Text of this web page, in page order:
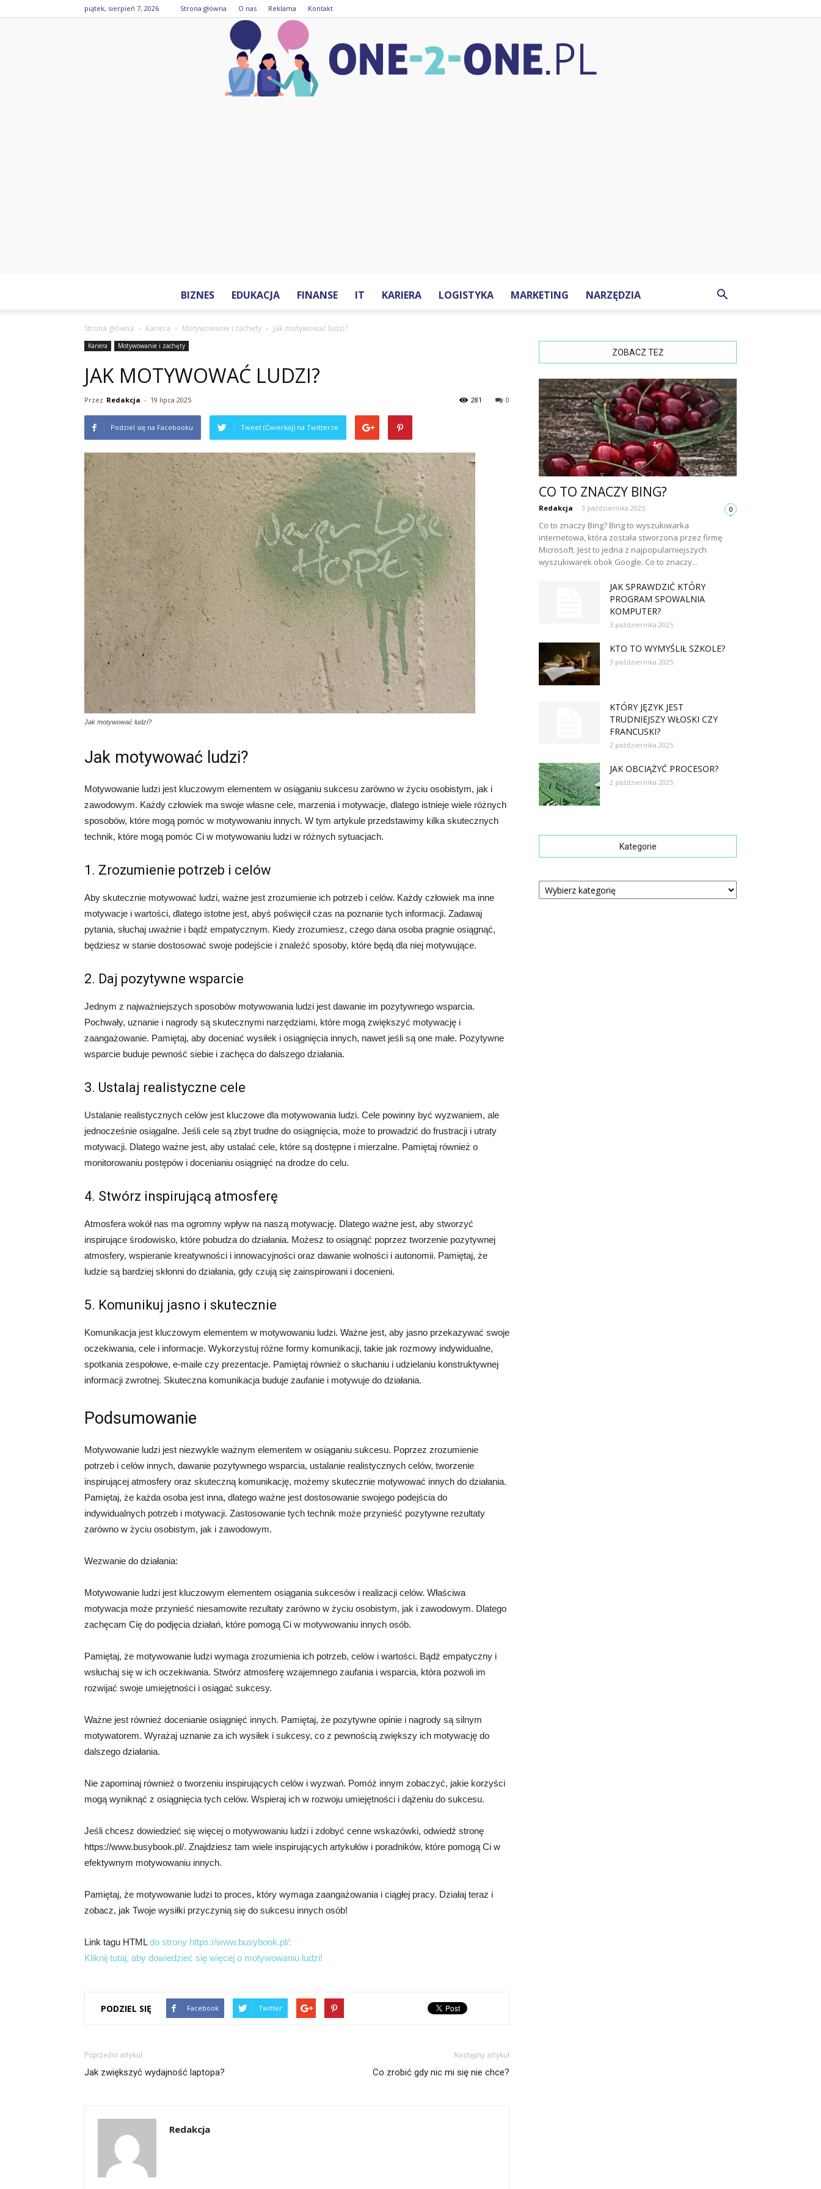
piątek, sierpień 7, 2026 Strona główna O nas Reklama Kontakt
one.pl
BIZNES EDUKACJA FINANSE IT KARIERA LOGISTYKA MARKETING NARZĘDZIA
Strona główna Kariera Motywowanie i zachęty Jak motywować ludzi?
Kariera Motywowanie i zachęty
JAK MOTYWOWAĆ LUDZI?
Przez Redakcja - 19 lipca 2025 0
281
Podziel się na Facebooku Tweet (Ćwierkaj) na Twitterze
Jak motywować ludzi?
Jak motywować ludzi?
Motywowanie ludzi jest kluczowym elementem w osiąganiu sukcesu zarówno w życiu osobistym, jak i
zawodowym. Każdy człowiek ma swoje własne cele, marzenia i motywacje, dlatego istnieje wiele różnych
sposobów, które mogą pomóc w motywowaniu innych. W tym artykule przedstawimy kilka skutecznych
technik, które mogą pomóc Ci w motywowaniu ludzi w różnych sytuacjach.
1. Zrozumienie potrzeb i celów
Aby skutecznie motywować ludzi, ważne jest zrozumienie ich potrzeb i celów. Każdy człowiek ma inne
motywacje i wartości, dlatego istotne jest, abyś poświęcił czas na poznanie tych informacji. Zadawaj
pytania, słuchaj uważnie i bądź empatycznym. Kiedy zrozumiesz, czego dana osoba pragnie osiągnąć,
będziesz w stanie dostosować swoje podejście i znaleźć sposoby, które będą dla niej motywujące.
2. Daj pozytywne wsparcie
Jednym z najważniejszych sposobów motywowania ludzi jest dawanie im pozytywnego wsparcia.
Pochwały, uznanie i nagrody są skutecznymi narzędziami, które mogą zwiększyć motywację i
zaangażowanie. Pamiętaj, aby doceniać wysiłek i osiągnięcia innych, nawet jeśli są one małe. Pozytywne
wsparcie buduje pewność siebie i zachęca do dalszego działania.
3. Ustalaj realistyczne cele
Ustalanie realistycznych celów jest kluczowe dla motywowania ludzi. Cele powinny być wyzwaniem, ale
jednocześnie osiągalne. Jeśli cele są zbyt trudne do osiągnięcia, może to prowadzić do frustracji i utraty
motywacji. Dlatego ważne jest, aby ustalać cele, które są dostępne i mierzalne. Pamiętaj również o
monitorowaniu postępów i docenianiu osiągnięć na drodze do celu.
4. Stwórz inspirującą atmosferę
Atmosfera wokół nas ma ogromny wpływ na naszą motywację. Dlatego ważne jest, aby stworzyć
inspirujące środowisko, które pobudza do działania. Możesz to osiągnąć poprzez tworzenie pozytywnej
atmosfery, wspieranie kreatywności i innowacyjności oraz dawanie wolności i autonomii. Pamiętaj, że
ludzie są bardziej skłonni do działania, gdy czują się zainspirowani i docenieni.
5. Komunikuj jasno i skutecznie
Komunikacja jest kluczowym elementem w motywowaniu ludzi. Ważne jest, aby jasno przekazywać swoje
oczekiwania, cele i informacje. Wykorzystuj różne formy komunikacji, takie jak rozmowy indywidualne,
spotkania zespołowe, e-maile czy prezentacje. Pamiętaj również o słuchaniu i udzielaniu konstruktywnej
informacji zwrotnej. Skuteczna komunikacja buduje zaufanie i motywuje do działania.
Podsumowanie
Motywowanie ludzi jest niezwykle ważnym elementem w osiąganiu sukcesu. Poprzez zrozumienie
potrzeb i celów innych, dawanie pozytywnego wsparcia, ustalanie realistycznych celów, tworzenie
inspirującej atmosfery oraz skuteczną komunikację, możemy skutecznie motywować innych do działania.
Pamiętaj, że każda osoba jest inna, dlatego ważne jest dostosowanie swojego podejścia do
indywidualnych potrzeb i motywacji. Zastosowanie tych technik może przynieść pozytywne rezultaty
zarówno w życiu osobistym, jak i zawodowym.
Wezwanie do działania:
Motywowanie ludzi jest kluczowym elementem osiągania sukcesów i realizacji celów. Właściwa
motywacja może przynieść niesamowite rezultaty zarówno w życiu osobistym, jak i zawodowym. Dlatego
zachęcam Cię do podjęcia działań, które pomogą Ci w motywowaniu innych osób.
Pamiętaj, że motywowanie ludzi wymaga zrozumienia ich potrzeb, celów i wartości. Bądź empatyczny i
wsłuchaj się w ich oczekiwania. Stwórz atmosferę wzajemnego zaufania i wsparcia, która pozwoli im
rozwijać swoje umiejętności i osiągać sukcesy.
Ważne jest również docenianie osiągnięć innych. Pamiętaj, że pozytywne opinie i nagrody są silnym
motywatorem. Wyrażaj uznanie za ich wysiłek i sukcesy, co z pewnością zwiększy ich motywację do
dalszego działania.
Nie zapominaj również o tworzeniu inspirujących celów i wyzwań. Pomóż innym zobaczyć, jakie korzyści
mogą wyniknąć z osiągnięcia tych celów. Wspieraj ich w rozwoju umiejętności i dążeniu do sukcesu.
Jeśli chcesz dowiedzieć się więcej o motywowaniu ludzi i zdobyć cenne wskazówki, odwiedź stronę
https://www.busybook.pl/. Znajdziesz tam wiele inspirujących artykułów i poradników, które pomogą Ci w
efektywnym motywowaniu innych.
Pamiętaj, że motywowanie ludzi to proces, który wymaga zaangażowania i ciągłej pracy. Działaj teraz i
zobacz, jak Twoje wysiłki przyczynią się do sukcesu innych osób!
Link tagu HTMLdo strony https://www.busybook.pl/:
Kliknij tutaj, aby dowiedzieć się więcej o motywowaniu ludzi!
PODZIEL SIĘ Facebook Twitter
Poprzedni artykuł
Jak zwiększyć wydajność laptopa?
Następny artykuł
Co zrobić gdy nic mi się nie chce?
Redakcja
ZOBACZ TEŻ
CO TO ZNACZY BING?
Redakcja - 3 października 2025 0
Co to znaczy Bing? Bing to wyszukiwarka
internetowa, która została stworzona przez firmę
Microsoft. Jest to jedna z najpopularniejszych
wyszukiwarek obok Google. Co to znaczy...
JAK SPRAWDZIĆ KTÓRY
PROGRAM SPOWALNIA
KOMPUTER?
3 października 2025
KTO TO WYMYŚLIŁ SZKOLE?
3 października 2025
KTÓRY JĘZYK JEST
TRUDNIEJSZY WŁOSKI CZY
FRANCUSKI?
2 października 2025
JAK OBCIĄŻYĆ PROCESOR?
2 października 2025
Kategorie
Kategorie